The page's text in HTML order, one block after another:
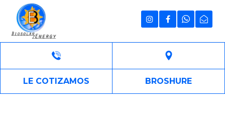
LE COTIZAMOS BROSHURE